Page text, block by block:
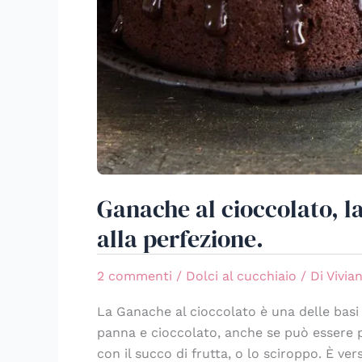
Ganache al cioccolato,
alla perfezione.
2 commenti / Dolci al cucchiaio / Di
La Ganache al cioccolato è una delle
panna e cioccolato, anche se può
con il succo di frutta, o lo sciroppo. È